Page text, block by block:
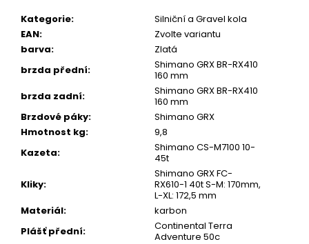
Kategorie:
Silniční a Gravel kola
EAN:
Zvolte variantu
barva:
Zlatá
brzda přední:
Shimano GRX BR-RX410
160 mm
brzda zadní:
Shimano GRX BR-RX410
160 mm
Brzdové páky:
Shimano GRX
Hmotnost kg:
9,8
Kazeta:
Shimano CS-M7100 10-
45t
Kliky:
Shimano GRX FC-
RX610-1 40t S-M: 170mm,
L-XL: 172,5 mm
Materiál:
karbon
Plášť přední:
Continental Terra
Adventure 50c